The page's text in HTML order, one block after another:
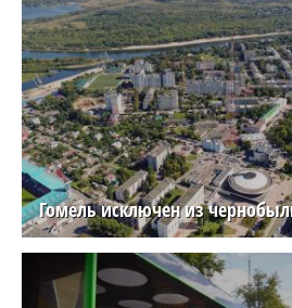
Гомель исключен из